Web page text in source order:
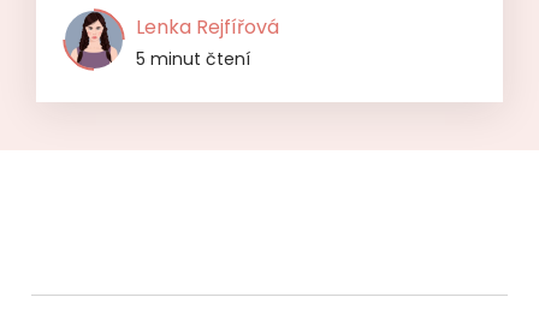
Lenka Rejfířová
5 minut čtení